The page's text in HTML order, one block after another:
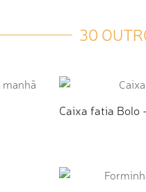
30
Caixa fatia Bolo